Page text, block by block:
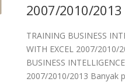
2007/2010/2013
TRAINING BUSINESS
WITH EXCEL 2007/2010/
BUSINESS
2007/2010/2013 Banyak